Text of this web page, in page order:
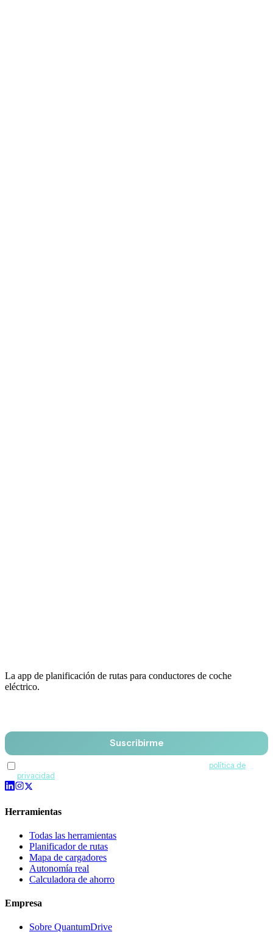
La app de planificación de rutas para conductores de coche
eléctrico.
Suscribirme
política de
privacidad
Herramientas
Todas las herramientas
Planificador de rutas
Mapa de cargadores
Autonomía real
Calculadora de ahorro
Empresa
Sobre QuantumDrive